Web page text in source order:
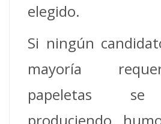
elegido.
Si ningún
mayoría
papeletas se
produciendo